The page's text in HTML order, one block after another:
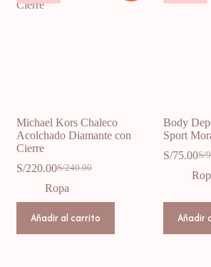
Michael Kors Chaleco
Acolchado Diamante con
Cierre
S/240.00
S/220.00
Ropa
Añadir al carrito
Body
Sport
S/
S/75.00
Añadir